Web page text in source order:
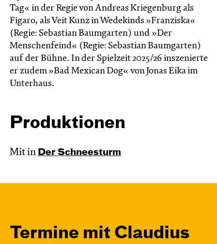
Tag« in der Regie von Andreas Kriegenburg als
Figaro, als Veit Kunz in Wedekinds »Franziska«
(Regie: Sebastian Baumgarten) und »Der
Menschenfeind« (Regie: Sebastian Baumgarten)
auf der Bühne. In der Spielzeit 2025/26 inszenierte
er zudem »Bad Mexican Dog« von Jonas Eika im
Unterhaus.
Produktionen
Mit in Der Schnee­sturm
Termine mit Claudius